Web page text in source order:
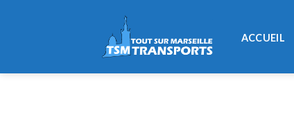
ACCUEIL